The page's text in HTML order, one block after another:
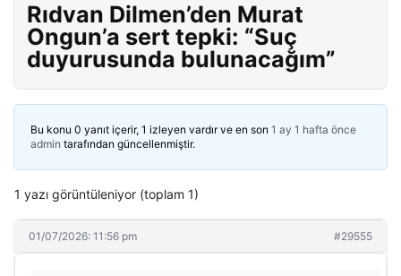
Rıdvan Dilmen’den Murat
Ongun’a sert tepki: “Suç
duyurusunda bulunacağım”
Bu konu 0 yanıt içerir, 1 izleyen vardır ve en son 1 ay 1 hafta önce
admin tarafından güncellenmiştir.
1 yazı görüntüleniyor (toplam 1)
01/07/2026: 11:56 pm #29555